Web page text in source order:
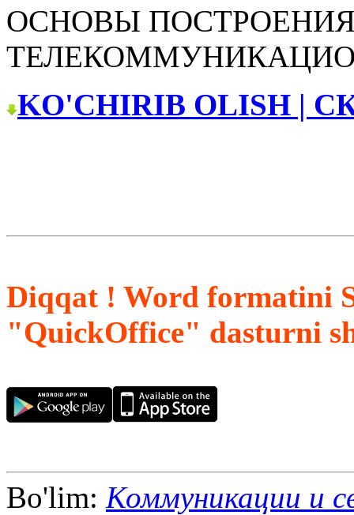
ОСНОВЫ
KO'CHIRIB OLISH |
Diqqat ! Word formatini
"QuickOffice" dasturni
Bo'lim: Коммуникации и